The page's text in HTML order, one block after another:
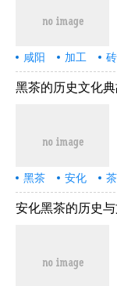
咸阳 加工
生产
不同
工艺
茶业
黑茶的历史文化
黑茶 安化
历史
生产
马王
发酵
安化黑茶的历史